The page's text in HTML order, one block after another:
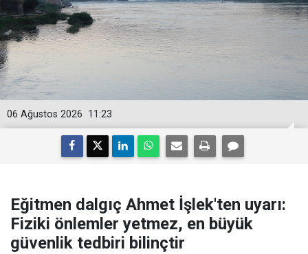
11:23
06 Ağustos 2026
Eğitmen dalgıç Ahmet İşlek'ten uyarı:
Fiziki önlemler yetmez, en büyük
güvenlik tedbiri bilinçtir